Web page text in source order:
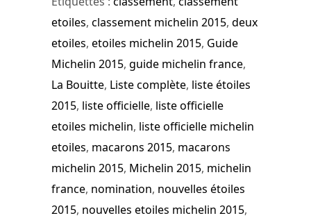
etoiles, classement michelin 2015, deux
etoiles, etoiles michelin 2015, Guide
Michelin 2015, guide michelin france,
La Bouitte, Liste complète, liste étoiles
2015, liste officielle, liste officielle
etoiles michelin, liste officielle michelin
etoiles, macarons 2015, macarons
michelin 2015, Michelin 2015, michelin
france, nomination, nouvelles étoiles
2015, nouvelles etoiles michelin 2015,